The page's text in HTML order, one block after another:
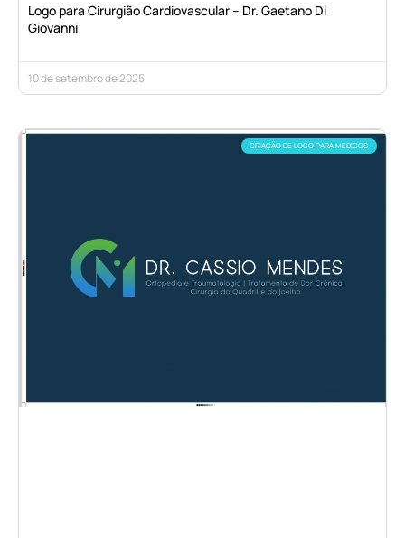
Logo para Cirurgião Cardiovascular – Dr. Gaetano Di
Giovanni
10 de setembro de 2025
CRIAÇÃO DE LOGO PARA MÉDICOS